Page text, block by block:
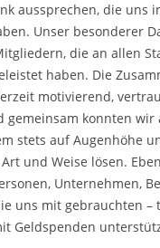
aussprechen, die uns
Unser besonderer
die an allen
haben. Die
motivierend,
gemeinsam konnten wir
stets auf Augenhöhe
und Weise lösen.
Unternehmen,
uns mit gebrauchten –
Geldspenden